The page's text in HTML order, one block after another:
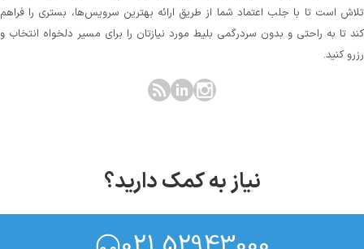
تلاش است تا با جلب اعتماد شما از طریق ارائه بهترین سرویس‌ها، بستری را فراهم
کند تا به راحتی و بدون سردرگمی بلیط مورد نیازتان را برای مسیر دلخواه انتخاب و
رزرو کنید.
نیاز به کمک دارید؟